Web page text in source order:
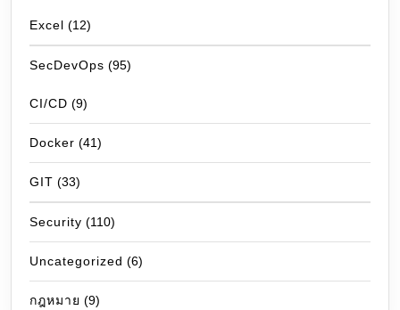
Excel (12)
SecDevOps (95)
CI/CD (9)
Docker (41)
GIT (33)
Security (110)
Uncategorized (6)
กฎหมาย (9)